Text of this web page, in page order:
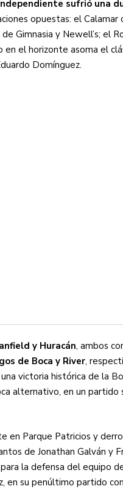
sufrió una
opuestas: el
Gimnasia y Newell’s; el
en el horizonte asoma el
Domínguez.
y Huracán, ambos
de Boca y River,
victoria histórica de la
alternativo, en un
en Parque Patricios y
de Jonathan Galván y
para la defensa del equipo
en su penúltimo partido